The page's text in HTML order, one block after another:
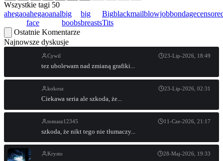
Wszystkie tagi 50
ahegaoahegao
face
analbig
boobs
big
breasts
Big
Tits
blackmailblowjobbondage
Ostatnie Komentarze
Najnowsze dyskusje
Cywil 23-Lip-2026, 18:49
tez ubolewam nad zmianą grafiki...
kokosz 23-Lip-2026, 02:31
Ciekawa seria ale szkoda, że...
tomasz12345 11-Cze-2026, 21:17
szkoda, że nikt tego nie tłumaczy...
Krysto 28-Maj-2026, 19:33